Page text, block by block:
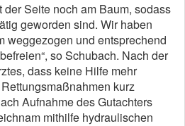
der Seite noch am Baum, sodass
geworden sind. Wir haben
weggezogen und entsprechend
so Schubach. Nach der
dass keine Hilfe mehr
kurz
Aufnahme des Gutachters
mithilfe hydraulischen